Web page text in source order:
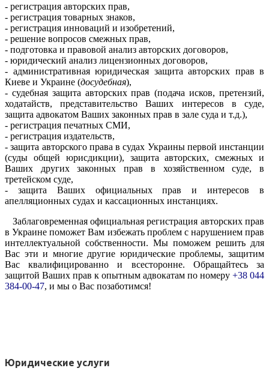
- регистрация авторских прав,
- регистрация товарных знаков,
- регистрация инноваций и изобретений,
- решение вопросов смежных прав,
- подготовка и правовой анализ авторских договоров,
- юридический анализ лицензионных договоров,
- административная юридическая защита авторских прав в
Киеве и Украине (досудебная),
- судебная защита авторских прав (подача исков, претензий,
ходатайств, представительство Ваших интересов в суде,
защита адвокатом Ваших законных прав в зале суда и т.д.),
- регистрация печатных СМИ,
- регистрация издательств,
- защита авторского права в судах Украины первой инстанции
(суды общей юрисдикции), защита авторских, смежных и
Ваших других законных прав в хозяйственном суде, в
третейском суде,
- защита Ваших официальных прав и интересов в
апелляционных судах и кассационных инстанциях.
Заблаговременная официальная регистрация авторских прав
в Украине поможет Вам избежать проблем с нарушением прав
интеллектуальной собственности. Мы поможем решить для
Вас эти и многие другие юридические проблемы, защитим
Вас квалифицированно и всесторонне. Обращайтесь за
защитой Ваших прав к опытным адвокатам по номеру +38 044
384-00-47, и мы о Вас позаботимся!
Юридические услуги